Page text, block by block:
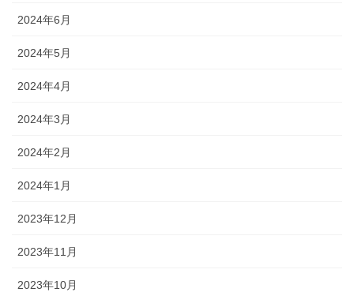
2024年6月
2024年5月
2024年4月
2024年3月
2024年2月
2024年1月
2023年12月
2023年11月
2023年10月